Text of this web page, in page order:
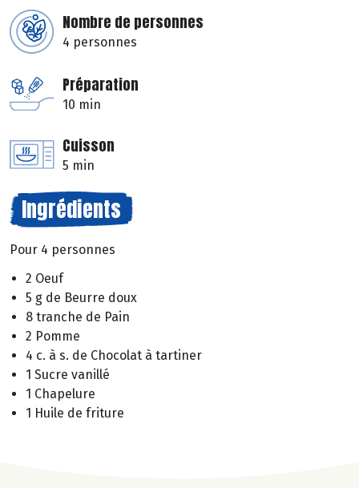
Nombre de personnes
4 personnes
Préparation
10 min
Cuisson
5 min
Ingrédients
Pour 4 personnes
2 Oeuf
5 g de Beurre doux
8 tranche de Pain
2 Pomme
4 c. à s. de Chocolat à tartiner
1 Sucre vanillé
1 Chapelure
1 Huile de friture